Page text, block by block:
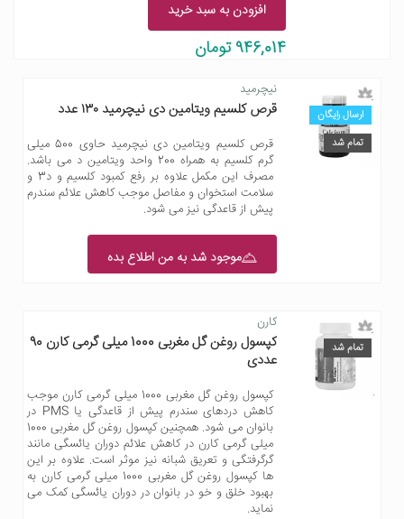
افزودن به سبد خرید
946,014 تومان
ارسال رایگان
تمام شد
نیچرمید
قرص کلسیم ویتامین دی نیچرمید ۱۳۰ عدد
قرص کلسیم ویتامین دی نیچرمید حاوی 500 میلی
گرم کلسیم به همراه 200 واحد ویتامین د می باشد.
مصرف این مکمل علاوه بر رفع کمبود کلسیم و د3 و
سلامت استخوان و مفاصل موجب کاهش علائم سندرم
پیش از قاعدگی نیز می شود.
موجود شد به من اطلاع بده
تمام شد
کارن
کپسول روغن گل مغربی 1000 میلی گرمی کارن 90
عددی
کپسول روغن گل مغربی 1000 میلی گرمی کارن موجب
کاهش دردهای سندرم پیش از قاعدگی یا PMS در
بانوان می شود. همچنین کپسول روغن گل مغربی 1000
میلی گرمی کارن در کاهش علائم دوران یائسگی مانند
گرگرفتگی و تعریق شبانه نیز موثر است. علاوه بر این
ها کپسول روغن گل مغربی 1000 میلی گرمی کارن به
بهبود خلق و خو در بانوان در دوران یائسگی کمک می
نماید.